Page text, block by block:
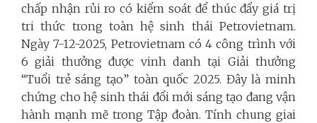
chấp nhận rủi ro có kiểm soát để thúc đẩy giá trị
tri thức trong toàn hệ sinh thái Petrovietnam.
Ngày 7-12-2025, Petrovietnam có 4 công trình với
6 giải thưởng được vinh danh tại Giải thưởng
“Tuổi trẻ sáng tạo” toàn quốc 2025. Đây là minh
chứng cho hệ sinh thái đổi mới sáng tạo đang vận
hành mạnh mẽ trong Tập đoàn. Tính chung giai